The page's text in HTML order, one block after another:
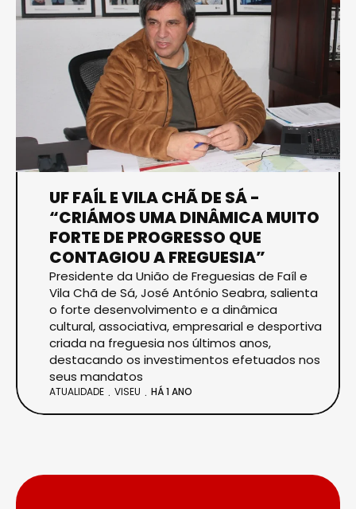
UF FAÍL E VILA CHÃ DE SÁ -
“CRIÁMOS UMA DINÂMICA MUITO
FORTE DE PROGRESSO QUE
CONTAGIOU A FREGUESIA”
Presidente da União de Freguesias de Faíl e
Vila Chã de Sá, José António Seabra, salienta
o forte desenvolvimento e a dinâmica
cultural, associativa, empresarial e desportiva
criada na freguesia nos últimos anos,
destacando os investimentos efetuados nos
seus mandatos
ATUALIDADE VISEU HÁ 1 ANO